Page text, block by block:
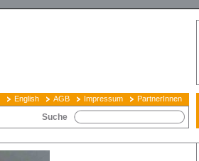
English AGB Impressum PartnerInnen
Suche